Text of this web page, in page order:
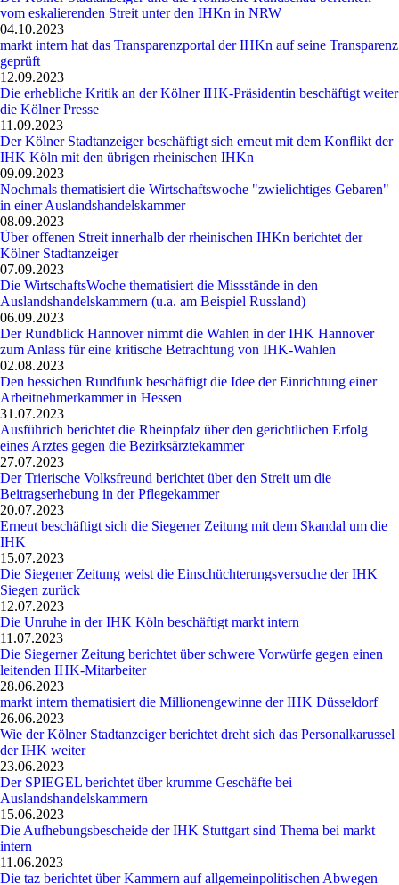
vom eskalierenden Streit unter den IHKn in NRW
04.10.2023
markt intern hat das Transparenzportal der IHKn auf seine Transparenz
geprüft
12.09.2023
Die erhebliche Kritik an der Kölner IHK-Präsidentin beschäftigt weiter
die Kölner Presse
11.09.2023
Der Kölner Stadtanzeiger beschäftigt sich erneut mit dem Konflikt der
IHK Köln mit den übrigen rheinischen IHKn
09.09.2023
Nochmals thematisiert die Wirtschaftswoche "zwielichtiges Gebaren"
in einer Auslandshandelskammer
08.09.2023
Über offenen Streit innerhalb der rheinischen IHKn berichtet der
Kölner Stadtanzeiger
07.09.2023
Die WirtschaftsWoche thematisiert die Missstände in den
Auslandshandelskammern (u.a. am Beispiel Russland)
06.09.2023
Der Rundblick Hannover nimmt die Wahlen in der IHK Hannover
zum Anlass für eine kritische Betrachtung von IHK-Wahlen
02.08.2023
Den hessichen Rundfunk beschäftigt die Idee der Einrichtung einer
Arbeitnehmerkammer in Hessen
31.07.2023
Ausführich berichtet die Rheinpfalz über den gerichtlichen Erfolg
eines Arztes gegen die Bezirksärztekammer
27.07.2023
Der Trierische Volksfreund berichtet über den Streit um die
Beitragserhebung in der Pflegekammer
20.07.2023
Erneut beschäftigt sich die Siegener Zeitung mit dem Skandal um die
IHK
15.07.2023
Die Siegener Zeitung weist die Einschüchterungsversuche der IHK
Siegen zurück
12.07.2023
Die Unruhe in der IHK Köln beschäftigt markt intern
11.07.2023
Die Siegerner Zeitung berichtet über schwere Vorwürfe gegen einen
leitenden IHK-Mitarbeiter
28.06.2023
markt intern thematisiert die Millionengewinne der IHK Düsseldorf
26.06.2023
Wie der Kölner Stadtanzeiger berichtet dreht sich das Personalkarussel
der IHK weiter
23.06.2023
Der SPIEGEL berichtet über krumme Geschäfte bei
Auslandshandelskammern
15.06.2023
Die Aufhebungsbescheide der IHK Stuttgart sind Thema bei markt
intern
11.06.2023
Die taz berichtet über Kammern auf allgemeinpolitischen Abwegen